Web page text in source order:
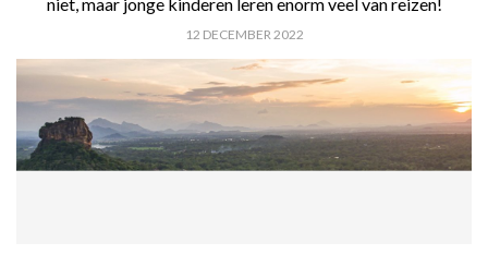
niet, maar jonge kinderen leren enorm veel van reizen!
12 DECEMBER 2022